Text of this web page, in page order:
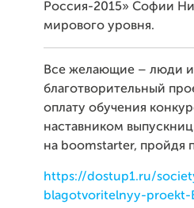
Россия-2015» Софии
мирового уровня.
Все желающие – люди
благотворительный
оплату обучения
наставником
на boomstarter, пройдя
https://dostup1.ru/
blagotvoritelnyy-proekt-